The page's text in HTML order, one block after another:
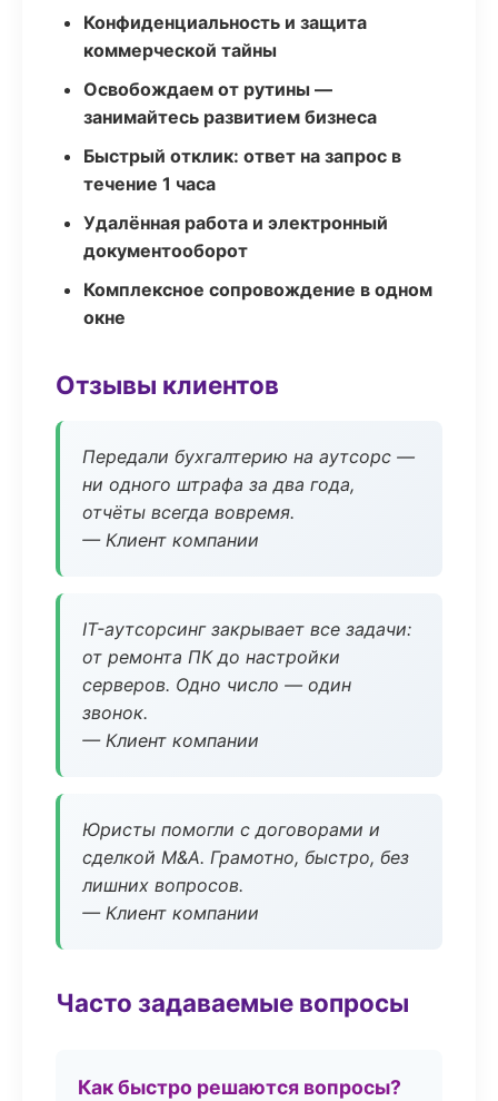
Конфиденциальность и защита
коммерческой тайны
Освобождаем от рутины —
занимайтесь развитием бизнеса
Быстрый отклик: ответ на запрос в
течение 1 часа
Удалённая работа и электронный
документооборот
Комплексное сопровождение в одном
окне
Отзывы клиентов
Передали бухгалтерию на аутсорс —
ни одного штрафа за два года,
отчёты всегда вовремя.
— Клиент компании
IT-аутсорсинг закрывает все задачи:
от ремонта ПК до настройки
серверов. Одно число — один
звонок.
— Клиент компании
Юристы помогли с договорами и
сделкой M&A. Грамотно, быстро, без
лишних вопросов.
— Клиент компании
Часто задаваемые вопросы
Как быстро решаются вопросы?